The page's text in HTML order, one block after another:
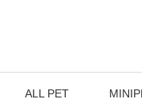
ALL PET